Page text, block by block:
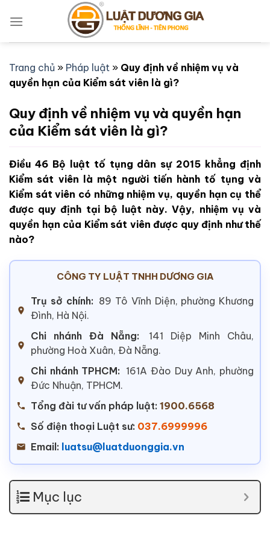
qua
Trang chủ » Pháp luật » Quy định về nhiệm vụ và
quyền hạn của Kiểm sát viên là gì?
Quy định về nhiệm vụ và quyền hạn
của Kiểm sát viên là gì?
Điều 46 Bộ luật tố tụng dân sự 2015 khẳng định
Kiểm sát viên là một người tiến hành tố tụng và
Kiểm sát viên có những nhiệm vụ, quyền hạn cụ thể
được quy định tại bộ luật này. Vậy, nhiệm vụ và
quyền hạn của Kiểm sát viên được quy định như thế
nào?
CÔNG TY LUẬT TNHH DƯƠNG GIA
Trụ sở chính: 89 Tô Vĩnh Diện, phường Khương
Đình, Hà Nội.
Chi nhánh Đà Nẵng:
141 Diệp Minh Châu,
phường Hoà Xuân, Đà Nẵng.
Chi nhánh TPHCM: 161A Đào Duy Anh, phường
Đức Nhuận, TPHCM.
Tổng đài tư vấn pháp luật: 1900.6568
Số điện thoại Luật sư: 037.6999996
Email: luatsu@luatduonggia.vn
Mục lục